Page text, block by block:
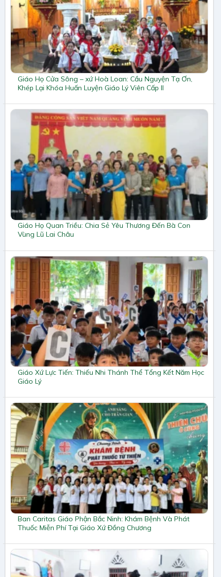
Giáo Họ Cửa Sông – xứ Hoà Loan: Cầu Nguyện Tạ Ơn,
Khép Lại Khóa Huấn Luyện Giáo Lý Viên Cấp II
Giáo Họ Quan Triều: Chia Sẻ Yêu Thương Đến Bà Con
Vùng Lũ Lai Châu
Giáo Xứ Lực Tiến: Thiếu Nhi Thánh Thể Tổng Kết Năm Học
Giáo Lý
Ban Caritas Giáo Phận Bắc Ninh: Khám Bệnh Và Phát
Thuốc Miễn Phí Tại Giáo Xứ Đồng Chương